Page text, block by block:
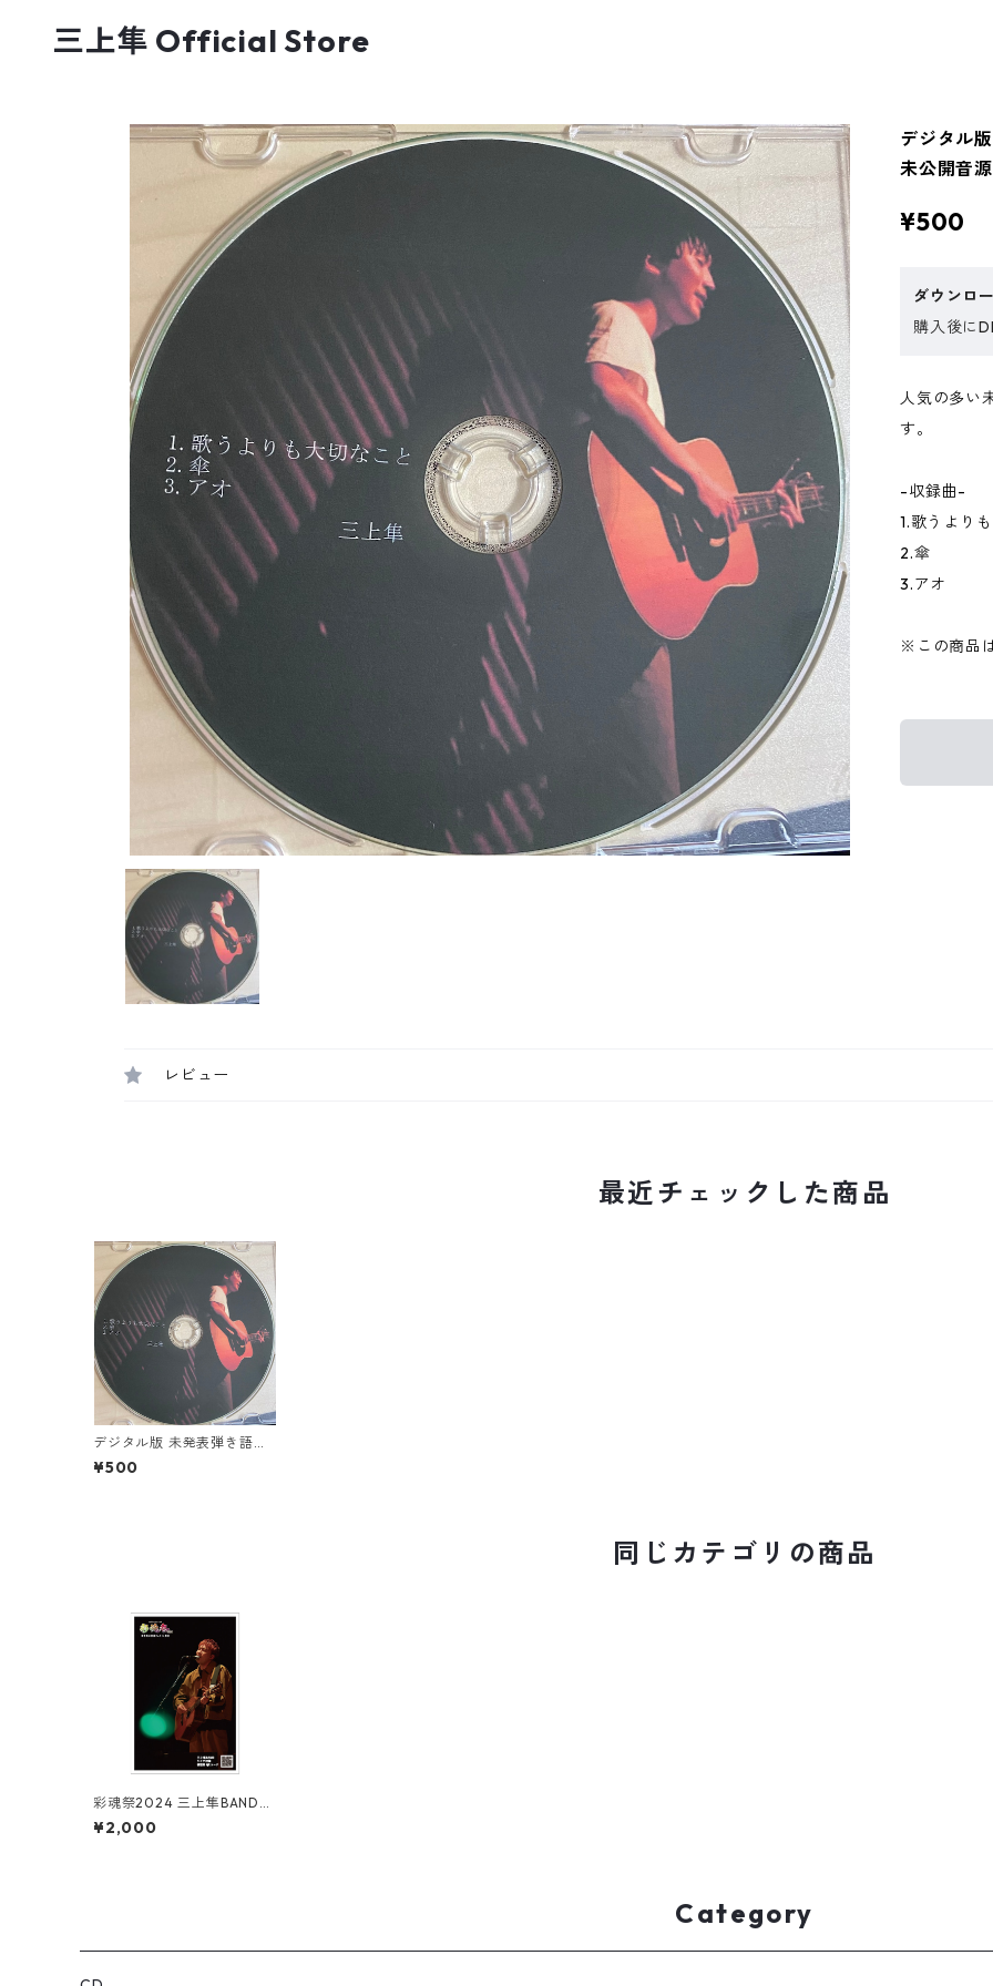
三上隼 Official Store
デジタル
未公開音
¥500
ダウンロ
購入後に
人気の多い
す。
-収録曲-
1.歌うより
2.傘
3.アオ
※この商品
レビュー
最近チェックした商品
デジタル版 未発表弾き語り
スタジオ一発録り音源
¥500
同じカテゴリの商品
彩魂祭2024 三上隼BANDラ
イブ映像視聴QRコード付き
ポストカード
¥2,000
Category